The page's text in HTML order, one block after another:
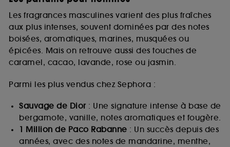
Les fragrances masculines varient des plus fraîches
aux plus intenses, souvent dominées par des notes
boisées, aromatiques, marines, musquées ou
épicées. Mais on retrouve aussi des touches de
caramel, cacao, lavande, rose ou jasmin.
Parmi les plus vendus chez Sephora :
Sauvage de Dior: Une signature intense à base de
bergamote, vanille, notes aromatiques et fougère.
1 Million de Paco Rabanne : Un succès depuis des
années, avec des notes de mandarine, menthe,